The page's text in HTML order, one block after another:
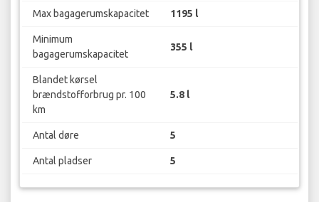
Max bagagerumskapacitet 1195 l
Minimum
bagagerumskapacitet
355 l
Blandet kørsel
brændstofforbrug pr. 100
km
5.8 l
Antal døre 5
Antal pladser 5